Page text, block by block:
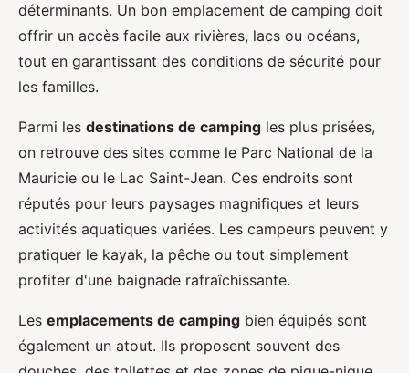
déterminants. Un bon emplacement de camping doit
offrir un accès facile aux rivières, lacs ou océans,
tout en garantissant des conditions de sécurité pour
les familles.
Parmi les destinations de camping les plus prisées,
on retrouve des sites comme le Parc National de la
Mauricie ou le Lac Saint-Jean. Ces endroits sont
réputés pour leurs paysages magnifiques et leurs
activités aquatiques variées. Les campeurs peuvent y
pratiquer le kayak, la pêche ou tout simplement
profiter d'une baignade rafraîchissante.
Les emplacements de camping bien équipés sont
également un atout. Ils proposent souvent des